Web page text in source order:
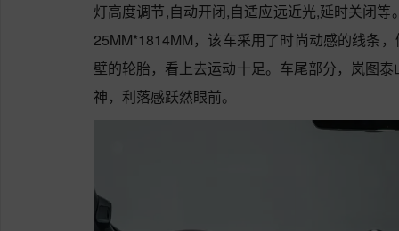
灯高度调节,自动开闭,自适应远近光,延时关闭
25MM*1814MM，该车采用了时尚动感的线条
壁的轮胎，看上去运动十足。车尾部分，岚图
神，利落感跃然眼前。